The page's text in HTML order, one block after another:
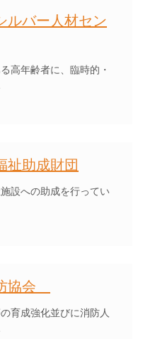
ルバー人材セン
高年齢者に、臨時的・
祉助成財団
設への助成を行ってい
協会
育成強化並びに消防人